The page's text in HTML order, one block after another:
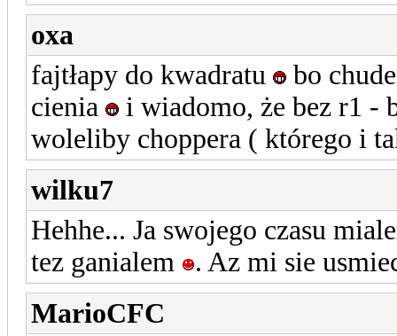
oxa
fajtłapy do kwadratu
bo
cienia
i wiadomo, że bez r1 -
woleliby choppera ( którego i
wilku7
Hehhe... Ja swojego czasu
tez ganialem
. Az mi sie
MarioCFC